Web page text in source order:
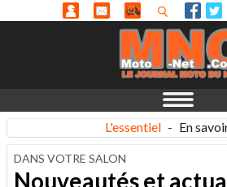
L'essentiel - En
DANS VOTRE SALON
Nouveautés et